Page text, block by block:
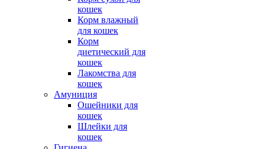
кошек
Корм влажный
для кошек
Корм
диетический для
кошек
Лакомства для
кошек
Амуниция
Ошейники для
кошек
Шлейки для
кошек